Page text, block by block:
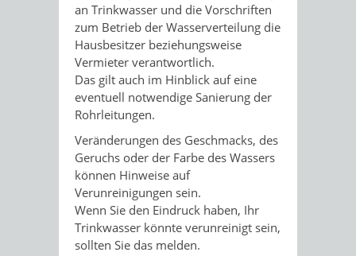
an Trinkwasser und die Vorschriften
zum Betrieb der Wasserverteilung die
Hausbesitzer beziehungsweise
Vermieter verantwortlich.
Das gilt auch im Hinblick auf eine
eventuell notwendige Sanierung der
Rohrleitungen.
Veränderungen des Geschmacks, des
Geruchs oder der Farbe des Wassers
können Hinweise auf
Verunreinigungen sein.
Wenn Sie den Eindruck haben, Ihr
Trinkwasser könnte verunreinigt sein,
sollten Sie das melden.